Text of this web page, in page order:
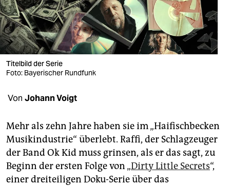
wahrheit
verlag
verlag
veranstaltungen
shop
unterstützen
abo
genossenschaft
Titelbild der Serie
Foto: Bayerischer Rundfunk
Von Johann Voigt
Mehr als zehn Jahre haben sie im „Haifischbecken
Musikindustrie“ überlebt. Raffi, der Schlagzeuger
der Band Ok Kid muss grinsen, als er das sagt, zu
Beginn der ersten Folge von „Dirty Little Secrets“,
einer dreiteiligen Doku-Serie über das